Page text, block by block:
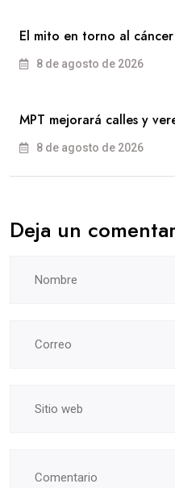
El mito en torno al
8 de agosto de 2026
MPT mejorará calles y
8 de agosto de 2026
Deja un